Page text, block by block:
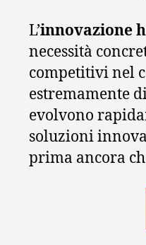
L’innovazione
necessità
competitivi nel
estremamente
evolvono
soluzioni
prima ancora